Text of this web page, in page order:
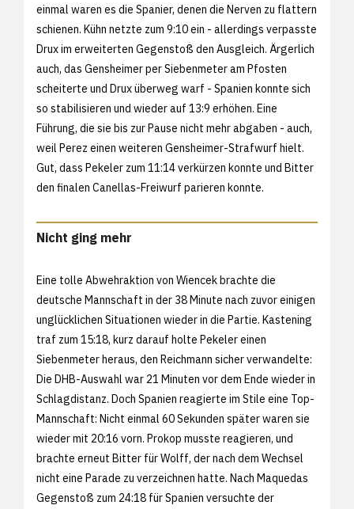
einmal waren es die Spanier, denen die Nerven zu flattern
schienen. Kühn netzte zum 9:10 ein - allerdings verpasste
Drux im erweiterten Gegenstoß den Ausgleich. Ärgerlich
auch, das Gensheimer per Siebenmeter am Pfosten
scheiterte und Drux überweg warf - Spanien konnte sich
so stabilisieren und wieder auf 13:9 erhöhen. Eine
Führung, die sie bis zur Pause nicht mehr abgaben - auch,
weil Perez einen weiteren Gensheimer-Strafwurf hielt.
Gut, dass Pekeler zum 11:14 verkürzen konnte und Bitter
den finalen Canellas-Freiwurf parieren konnte.
Nicht ging mehr
Eine tolle Abwehraktion von Wiencek brachte die
deutsche Mannschaft in der 38 Minute nach zuvor einigen
unglücklichen Situationen wieder in die Partie. Kastening
traf zum 15:18, kurz darauf holte Pekeler einen
Siebenmeter heraus, den Reichmann sicher verwandelte:
Die DHB-Auswahl war 21 Minuten vor dem Ende wieder in
Schlagdistanz. Doch Spanien reagierte im Stile eine Top-
Mannschaft: Nicht einmal 60 Sekunden später waren sie
wieder mit 20:16 vorn. Prokop musste reagieren, und
brachte erneut Bitter für Wolff, der nach dem Wechsel
nicht eine Parade zu verzeichnen hatte. Nach Maquedas
Gegenstoß zum 24:18 für Spanien versuchte der